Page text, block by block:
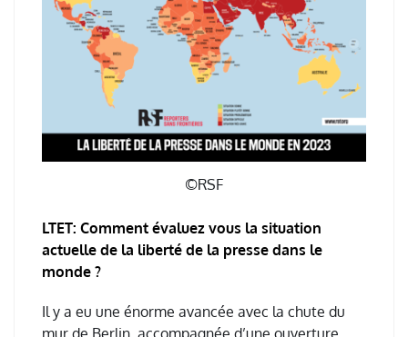
©RSF
LTET: Comment évaluez vous la situation
actuelle de la liberté de la presse dans le
monde ?
Il y a eu une énorme avancée avec la chute du
mur de Berlin, accompagnée d’une ouverture